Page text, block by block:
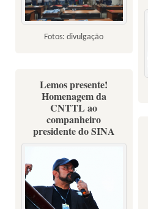
Fotos: divulgação
Lemos presente!
Homenagem da
CNTTL ao
companheiro
presidente do SINA